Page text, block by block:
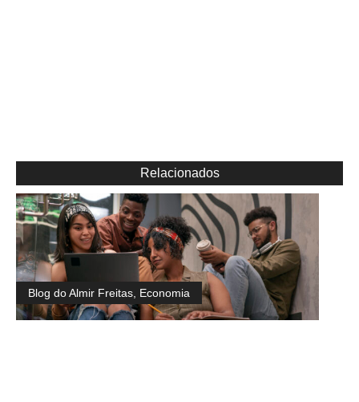
Relacionados
Blog do Almir Freitas Economia